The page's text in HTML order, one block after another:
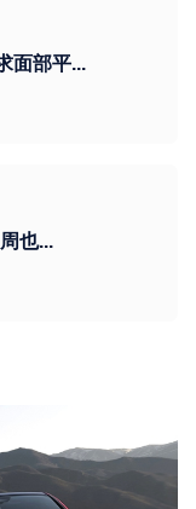
面部平...
也...